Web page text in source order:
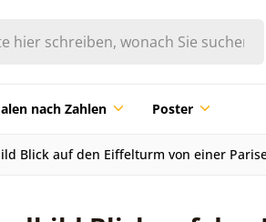
nach Zahlen Poster
Blick auf den Eiffelturm von einer